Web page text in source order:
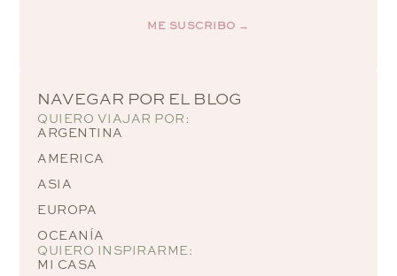
ME SUSCRIBO →
NAVEGAR POR EL BLOG
QUIERO VIAJAR POR:
ARGENTINA
AMERICA
ASIA
EUROPA
OCEANÍA
QUIERO INSPIRARME:
MI CASA